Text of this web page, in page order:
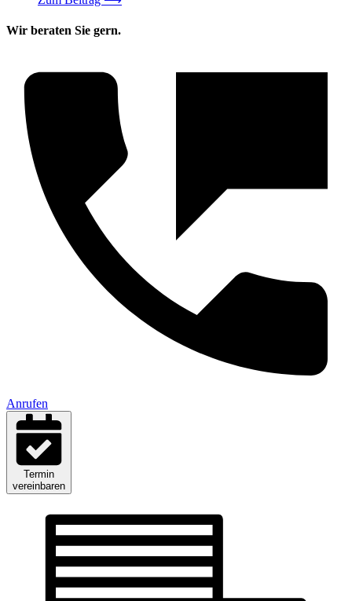
Wir beraten Sie gern.
Anrufen
Termin
vereinbaren